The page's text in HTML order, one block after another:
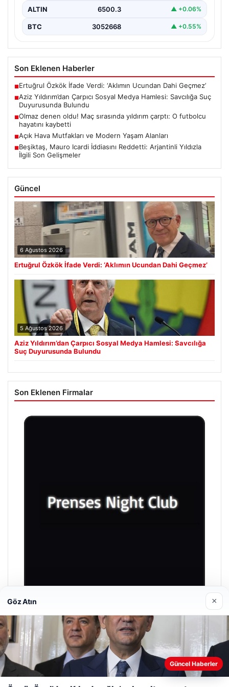
ALTIN 6500.3 ▲ +0.06%
BTC 3052668 ▲ +0.55%
Son Eklenen Haberler
■Ertuğrul Özkök İfade Verdi: ‘Aklımın Ucundan Dahi Geçmez’
■Aziz Yıldırım’dan Çarpıcı Sosyal Medya Hamlesi: Savcılığa Suç
Duyurusunda Bulundu
■Olmaz denen oldu! Maç sırasında yıldırım çarptı: O futbolcu
hayatını kaybetti
■Açık Hava Mutfakları ve Modern Yaşam Alanları
■Beşiktaş, Mauro Icardi İddiasını Reddetti: Arjantinli Yıldızla
İlgili Son Gelişmeler
Güncel
6 Ağustos 2026
Ertuğrul Özkök İfade Verdi: ‘Aklımın Ucundan Dahi Geçmez’
5 Ağustos 2026
Aziz Yıldırım’dan Çarpıcı Sosyal Medya Hamlesi: Savcılığa
Suç Duyurusunda Bulundu
Son Eklenen Firmalar
Prenses Night Club
29 Nisan 2026
Web sitemizi nasıl kullandığınızı daha iyi anlayabilmek,
Göz Atın ×
Güncel Haberler